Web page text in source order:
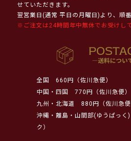
せていただきます。
翌営業日(通常 平日の月曜日)より、順
※ご注文は24時間年中無休でお受けして
全国
660円（佐川急便）
中国・四国
770円（佐川急便）
九州・北海道
880円（佐川急便
沖縄・離島・山間部(ゆうぱっく)
ク）